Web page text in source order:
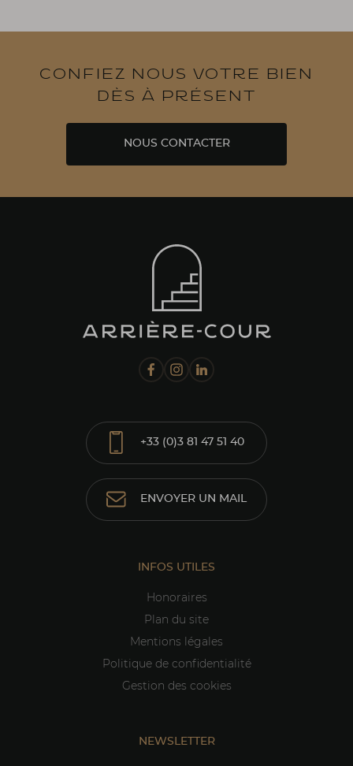
Confiez nous votre bien
dès à présent
NOUS CONTACTER
+33 (0)3 81 47 51 40
ENVOYER UN MAIL
INFOS UTILES
Honoraires
Plan du site
Mentions légales
Politique de confidentialité
Gestion des cookies
NEWSLETTER